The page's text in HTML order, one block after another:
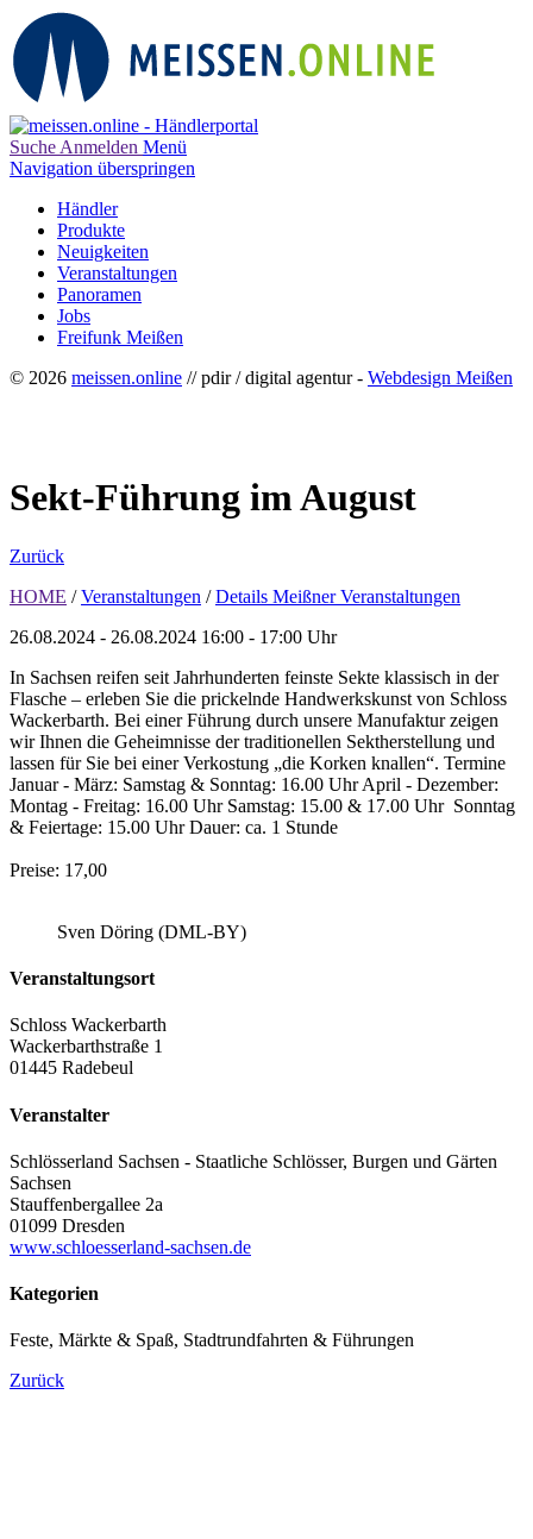
Suche Anmelden Menü
Navigation überspringen
Händler
Produkte
Neuigkeiten
Veranstaltungen
Panoramen
Jobs
Freifunk Meißen
© 2026 meissen.online // pdir / digital agentur - Webdesign Meißen
Sekt-Führung im August
Zurück
HOME / Veranstaltungen / Details Meißner Veranstaltungen
26.08.2024 - 26.08.2024 16:00 - 17:00 Uhr
In Sachsen reifen seit Jahrhunderten feinste Sekte klassisch in der
Flasche – erleben Sie die prickelnde Handwerkskunst von Schloss
Wackerbarth. Bei einer Führung durch unsere Manufaktur zeigen
wir Ihnen die Geheimnisse der traditionellen Sektherstellung und
lassen für Sie bei einer Verkostung „die Korken knallen“. Termine
Januar - März: Samstag & Sonntag: 16.00 Uhr April - Dezember:
Montag - Freitag: 16.00 Uhr Samstag: 15.00 & 17.00 Uhr Sonntag
& Feiertage: 15.00 Uhr Dauer: ca. 1 Stunde
Preise: 17,00
Sven Döring (DML-BY)
Veranstaltungsort
Schloss Wackerbarth
Wackerbarthstraße 1
01445 Radebeul
Veranstalter
Schlösserland Sachsen - Staatliche Schlösser, Burgen und Gärten
Sachsen
Stauffenbergallee 2a
01099 Dresden
www.schloesserland-sachsen.de
Kategorien
Feste, Märkte & Spaß, Stadtrundfahrten & Führungen
Zurück